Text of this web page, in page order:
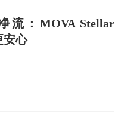
流：MOVA Stellar
安心